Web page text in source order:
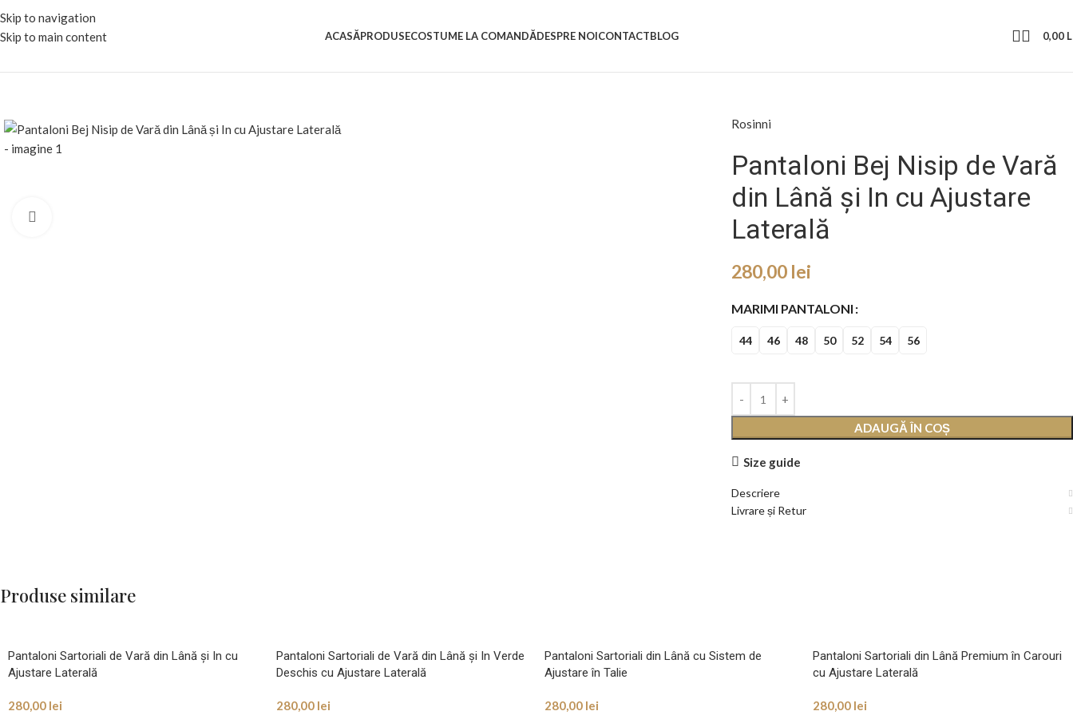
Skip to navigation
Skip to main content
ACASĂPRODUSECOSTUME LA COMANDĂDESPRE NOICONTACTBLOG 0,00
Rosinni
Pantaloni Bej Nisip de Vară
din Lână și In cu Ajustare
Laterală
280,00 lei
MARIMI PANTALONI
44 46 48 50 52 54 56
ADAUGĂ ÎN COȘ
Size guide
Descriere
Livrare și Retur
Produse similare
Pantaloni Sartoriali de Vară din Lână și In cu
Ajustare Laterală
280,00 lei
Pantaloni Sartoriali de Vară din Lână și In Verde
Deschis cu Ajustare Laterală
280,00 lei
Pantaloni Sartoriali din Lână cu Sistem de
Ajustare în Talie
280,00 lei
Pantaloni Sartoriali din Lână Premium în Carouri
cu Ajustare Laterală
280,00 lei